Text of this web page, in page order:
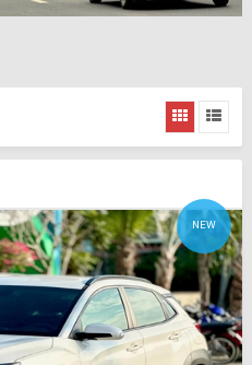
NEW